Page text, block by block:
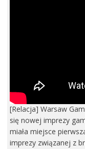
[Relacja] Warsaw
się nowej imprezy
miała miejsce
imprezy związanej z